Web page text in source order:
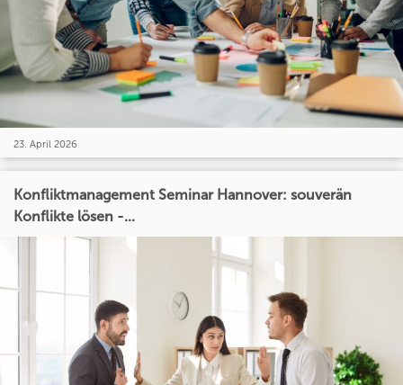
23. April 2026
Konfliktmanagement Seminar Hannover: souverän
Konflikte lösen -...